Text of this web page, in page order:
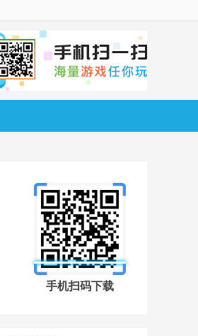
手机扫码下载